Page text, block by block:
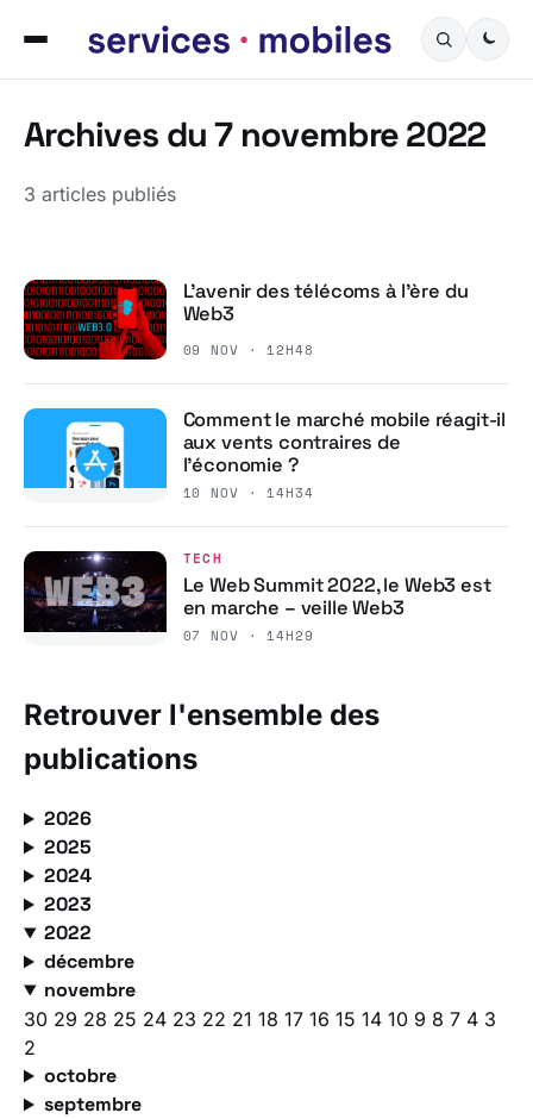
Archives du 7 novembre 2022
3 articles publiés
L’avenir des télécoms à l’ère du
Web3
09 NOV · 12H48
Comment le marché mobile réagit-il
aux vents contraires de
l’économie ?
10 NOV · 14H34
TECH
Le Web Summit 2022, le Web3 est
en marche – veille Web3
07 NOV · 14H29
Retrouver l'ensemble des
publications
2026
2025
2024
2023
2022
décembre
novembre
30 29 28 25 24 23 22 21 18 17 16 15 14 10 9 8 7 4 3
2
octobre
septembre